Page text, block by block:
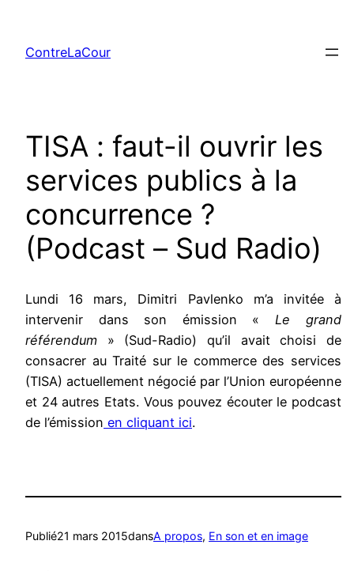
contenu
ContreLaCour
TISA : faut-il ouvrir les
services publics à la
concurrence ?
(Podcast – Sud Radio)
Lundi 16 mars, Dimitri Pavlenko m’a invitée à
intervenir dans son émission « Le grand
référendum » (Sud-Radio) qu’il avait choisi de
consacrer au Traité sur le commerce des services
(TISA) actuellement négocié par l’Union européenne
et 24 autres Etats. Vous pouvez écouter le podcast
de l’émission en cliquant ici.
Publié21 mars 2015dansA propos, En son et en image